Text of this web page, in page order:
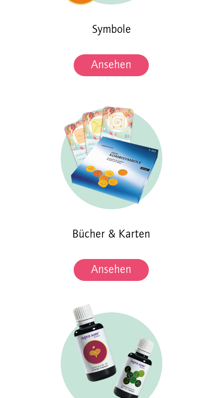
Symbole
Ansehen
Bücher & Karten
Ansehen